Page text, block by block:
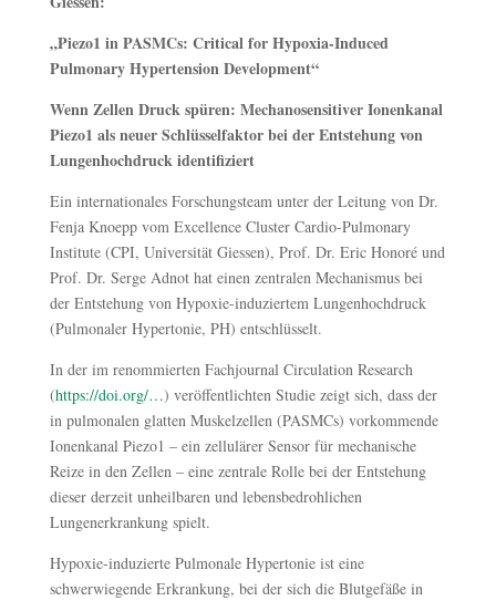
„Piezo1 in PASMCs: Critical for Hypoxia-Induced
Pulmonary Hypertension Development“
Wenn Zellen Druck spüren: Mechanosensitiver Ionenkanal
Piezo1 als neuer Schlüsselfaktor bei der Entstehung von
Lungenhochdruck identifiziert
Ein internationales Forschungsteam unter der Leitung von Dr.
Fenja Knoepp vom Excellence Cluster Cardio-Pulmonary
Institute (CPI, Universität Giessen), Prof. Dr. Eric Honoré und
Prof. Dr. Serge Adnot hat einen zentralen Mechanismus bei
der Entstehung von Hypoxie-induziertem Lungenhochdruck
(Pulmonaler Hypertonie, PH) entschlüsselt.
In der im renommierten Fachjournal Circulation Research
(https://doi.org/…) veröffentlichten Studie zeigt sich, dass der
in pulmonalen glatten Muskelzellen (PASMCs) vorkommende
Ionenkanal Piezo1 – ein zellulärer Sensor für mechanische
Reize in den Zellen – eine zentrale Rolle bei der Entstehung
dieser derzeit unheilbaren und lebensbedrohlichen
Lungenerkrankung spielt.
Hypoxie-induzierte Pulmonale Hypertonie ist eine
schwerwiegende Erkrankung, bei der sich die Blutgefäße in